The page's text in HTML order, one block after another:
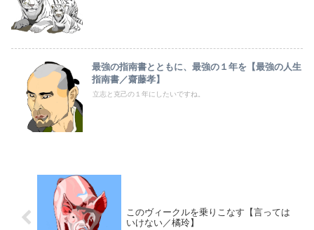
最強の指南書とともに、最強の１年を【最強の人生
指南書／齋藤孝】
立志と克己の１年にしたいですね。
このヴィークルを乗りこなす【言っては
いけない／橘玲】